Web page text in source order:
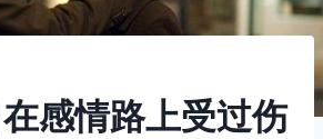
感情路上受过伤